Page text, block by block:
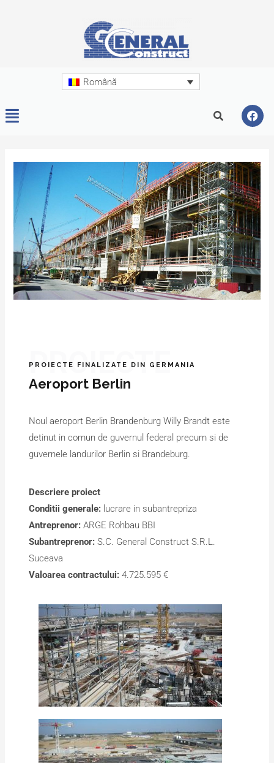
Română
PROIECTE
PROIECTE FINALIZATE DIN GERMANIA
Aeroport Berlin
Noul aeroport Berlin Brandenburg Willy Brandt este
detinut in comun de guvernul federal precum si de
guvernele landurilor Berlin si Brandeburg.
Descriere proiect
Conditii generale: lucrare in subantrepriza
Antreprenor: ARGE Rohbau BBI
Subantreprenor: S.C. General Construct S.R.L.
Suceava
Valoarea contractului: 4.725.595 €